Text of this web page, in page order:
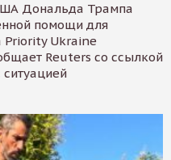
Дональда Трампа
помощи для
Priority Ukraine
Reuters со ссылкой